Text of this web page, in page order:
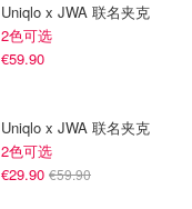
Uniqlo x JWA 联名夹克
2色可选
€59.90
Uniqlo x JWA 联名夹克
2色可选
€29.90 €59.90